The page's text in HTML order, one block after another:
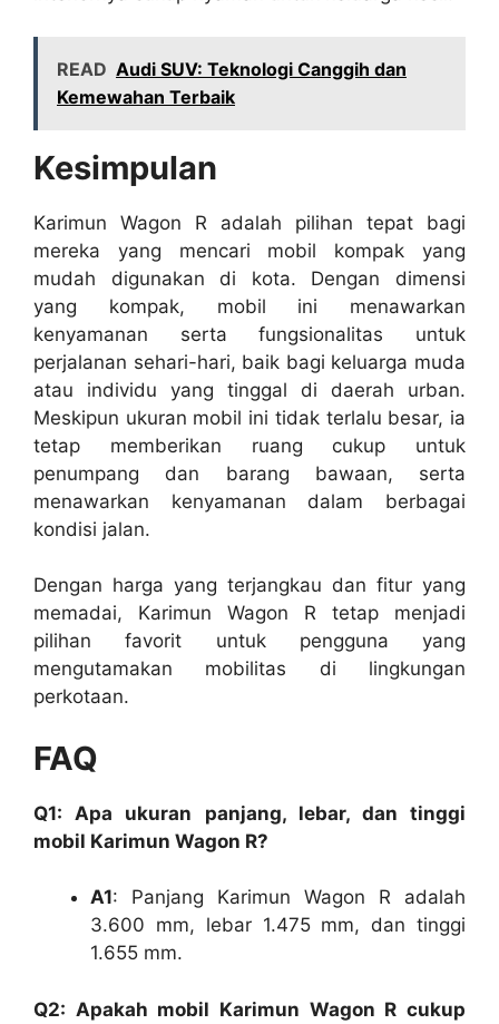
READ Audi SUV: Teknologi Canggih dan
Kemewahan Terbaik
Kesimpulan
Karimun Wagon R adalah pilihan tepat bagi
mereka yang mencari mobil kompak yang
mudah digunakan di kota. Dengan dimensi
yang kompak, mobil ini menawarkan
kenyamanan serta fungsionalitas untuk
perjalanan sehari-hari, baik bagi keluarga muda
atau individu yang tinggal di daerah urban.
Meskipun ukuran mobil ini tidak terlalu besar, ia
tetap memberikan ruang cukup untuk
penumpang dan barang bawaan, serta
menawarkan kenyamanan dalam berbagai
kondisi jalan.
Dengan harga yang terjangkau dan fitur yang
memadai, Karimun Wagon R tetap menjadi
pilihan favorit untuk pengguna yang
mengutamakan mobilitas di lingkungan
perkotaan.
FAQ
Q1: Apa ukuran panjang, lebar, dan tinggi
mobil Karimun Wagon R?
A1: Panjang Karimun Wagon R adalah
3.600 mm, lebar 1.475 mm, dan tinggi
1.655 mm.
Q2: Apakah mobil Karimun Wagon R cukup